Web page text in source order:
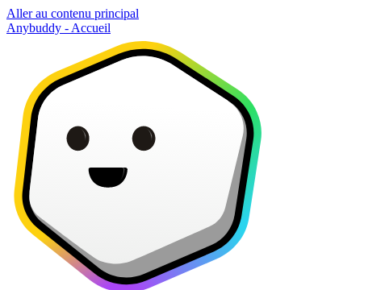
Aller au contenu principal
Anybuddy - Accueil